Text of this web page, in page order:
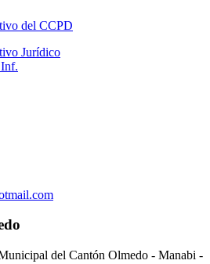
del CCPD
Jurídico
del Cantón Olmedo - Manabi -